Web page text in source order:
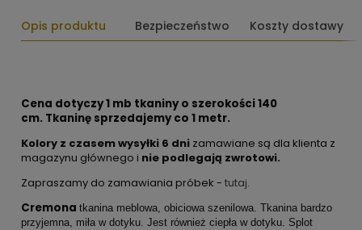
Opis produktu Bezpieczeństwo Koszty dostawy
Cena dotyczy 1 mb tkaniny o szerokości 140
cm. Tkaninę sprzedajemy co 1 metr.
Kolory z czasem wysyłki 6 dni zamawiane są dla klienta z
magazynu głównego i nie podlegają zwrotowi.
Zapraszamy do zamawiania próbek - tutaj.
Cremona tkanina meblowa, obiciowa szenilowa. Tkanina bardzo
przyjemna, miła w dotyku. Jest również ciepła w dotyku. Splot